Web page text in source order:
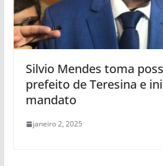
Silvio Mendes toma
prefeito de Teresina e
mandato
janeiro 2, 2025